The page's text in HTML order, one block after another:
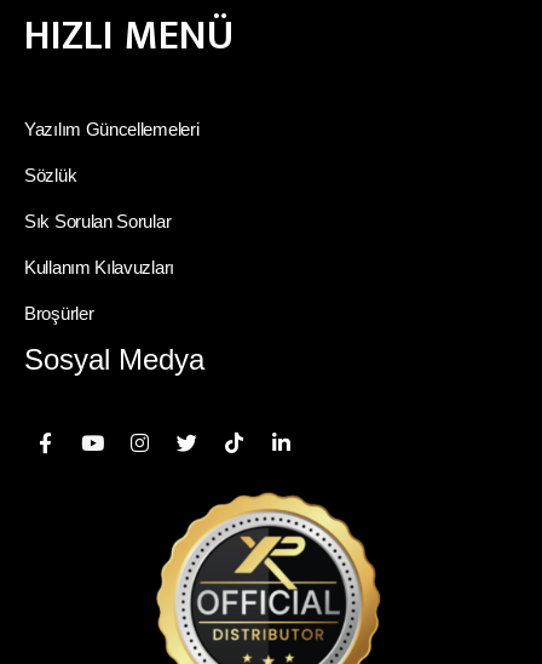
HIZLI MENÜ
Yazılım Güncellemeleri
Sözlük
Sık Sorulan Sorular
Kullanım Kılavuzları
Broşürler
Sosyal Medya